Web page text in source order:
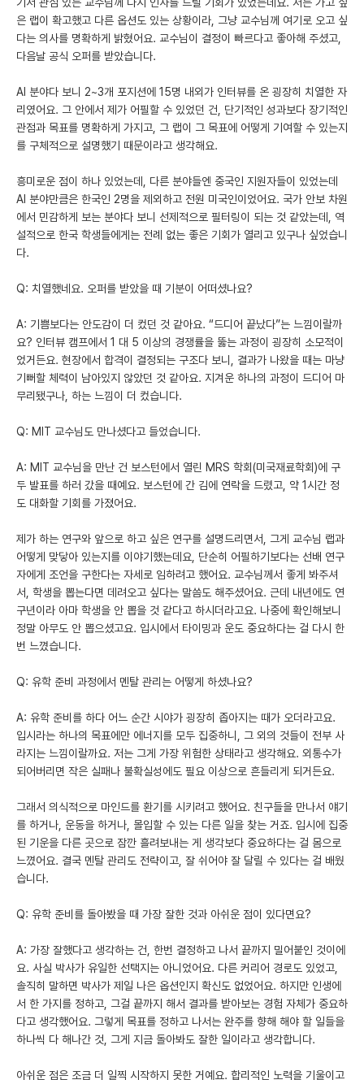
은 랩이 확고했고 다른 옵션도 있는 상황이라, 그냥 교수님께 여기로 오고 싶
다는 의사를 명확하게 밝혔어요. 교수님이 결정이 빠르다고 좋아해 주셨고,
다음날 공식 오퍼를 받았습니다.
AI 분야다 보니 2~3개 포지션에 15명 내외가 인터뷰를 온 굉장히 치열한 자
리였어요. 그 안에서 제가 어필할 수 있었던 건, 단기적인 성과보다 장기적인
관점과 목표를 명확하게 가지고, 그 랩이 그 목표에 어떻게 기여할 수 있는지
를 구체적으로 설명했기 때문이라고 생각해요.
흥미로운 점이 하나 있었는데, 다른 분야들엔 중국인 지원자들이 있었는데
AI 분야만큼은 한국인 2명을 제외하고 전원 미국인이었어요. 국가 안보 차원
에서 민감하게 보는 분야다 보니 선제적으로 필터링이 되는 것 같았는데, 역
설적으로 한국 학생들에게는 전례 없는 좋은 기회가 열리고 있구나 싶었습니
다.
Q: 치열했네요. 오퍼를 받았을 때 기분이 어떠셨나요?
A: 기쁨보다는 안도감이 더 컸던 것 같아요. “드디어 끝났다”는 느낌이랄까
요? 인터뷰 캠프에서 1 대 5 이상의 경쟁률을 뚫는 과정이 굉장히 소모적이
었거든요. 현장에서 합격이 결정되는 구조다 보니, 결과가 나왔을 때는 마냥
기뻐할 체력이 남아있지 않았던 것 같아요. 지겨운 하나의 과정이 드디어 마
무리됐구나, 하는 느낌이 더 컸습니다.
Q: MIT 교수님도 만나셨다고 들었습니다.
A: MIT 교수님을 만난 건 보스턴에서 열린 MRS 학회(미국재료학회)에 구
두 발표를 하러 갔을 때예요. 보스턴에 간 김에 연락을 드렸고, 약 1시간 정
도 대화할 기회를 가졌어요.
제가 하는 연구와 앞으로 하고 싶은 연구를 설명드리면서, 그게 교수님 랩과
어떻게 맞닿아 있는지를 이야기했는데요, 단순히 어필하기보다는 선배 연구
자에게 조언을 구한다는 자세로 임하려고 했어요. 교수님께서 좋게 봐주셔
서, 학생을 뽑는다면 데려오고 싶다는 말씀도 해주셨어요. 근데 내년에도 연
구년이라 아마 학생을 안 뽑을 것 같다고 하시더라고요. 나중에 확인해보니
정말 아무도 안 뽑으셨고요. 입시에서 타이밍과 운도 중요하다는 걸 다시 한
번 느꼈습니다.
Q: 유학 준비 과정에서 멘탈 관리는 어떻게 하셨나요?
A: 유학 준비를 하다 어느 순간 시야가 굉장히 좁아지는 때가 오더라고요.
입시라는 하나의 목표에만 에너지를 모두 집중하니, 그 외의 것들이 전부 사
라지는 느낌이랄까요. 저는 그게 가장 위험한 상태라고 생각해요. 외통수가
되어버리면 작은 실패나 불확실성에도 필요 이상으로 흔들리게 되거든요.
그래서 의식적으로 마인드를 환기를 시키려고 했어요. 친구들을 만나서 얘기
를 하거나, 운동을 하거나, 몰입할 수 있는 다른 일을 찾는 거죠. 입시에 집중
된 기운을 다른 곳으로 잠깐 흘려보내는 게 생각보다 중요하다는 걸 몸으로
느꼈어요. 결국 멘탈 관리도 전략이고, 잘 쉬어야 잘 달릴 수 있다는 걸 배웠
습니다.
Q: 유학 준비를 돌아봤을 때 가장 잘한 것과 아쉬운 점이 있다면요?
A: 가장 잘했다고 생각하는 건, 한번 결정하고 나서 끝까지 밀어붙인 것이에
요. 사실 박사가 유일한 선택지는 아니었어요. 다른 커리어 경로도 있었고,
솔직히 말하면 박사가 제일 나은 옵션인지 확신도 없었어요. 하지만 인생에
서 한 가지를 정하고, 그걸 끝까지 해서 결과를 받아보는 경험 자체가 중요하
다고 생각했어요. 그렇게 목표를 정하고 나서는 완주를 향해 해야 할 일들을
하나씩 다 해나간 것, 그게 지금 돌아봐도 잘한 일이라고 생각합니다.
아쉬운 점은 조금 더 일찍 시작하지 못한 거예요. 합리적인 노력을 기울이고